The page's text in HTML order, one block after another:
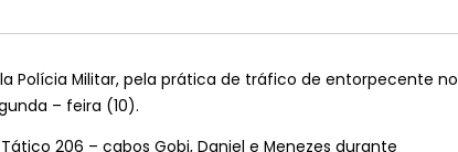
Polícia Militar, pela prática de tráfico de entorpecente no
– feira (10).
206 – cabos Gobi, Daniel e Menezes durante